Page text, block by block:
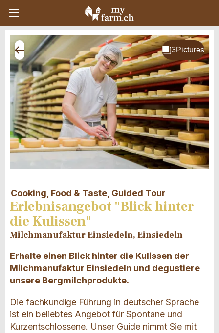
Cooking, Food & Taste, Guided Tour
Erlebnisangebot "Blick hinter
die Kulissen"
Milchmanufaktur Einsiedeln, Einsiedeln
Erhalte einen Blick hinter die Kulissen der
Milchmanufaktur Einsiedeln und degustiere
unsere Bergmilchprodukte.
Die fachkundige Führung in deutscher Sprache
ist ein beliebtes Angebot für Spontane und
Kurzentschlossene. Unser Guide nimmt Sie mit